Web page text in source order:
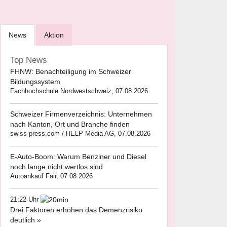
News Aktion
Top News
FHNW: Benachteiligung im Schweizer
Bildungssystem
Fachhochschule Nordwestschweiz, 07.08.2026
Schweizer Firmenverzeichnis: Unternehmen
nach Kanton, Ort und Branche finden
swiss-press.com / HELP Media AG, 07.08.2026
E-Auto-Boom: Warum Benziner und Diesel
noch lange nicht wertlos sind
Autoankauf Fair, 07.08.2026
21:22 Uhr
Drei Faktoren erhöhen das Demenzrisiko
deutlich »